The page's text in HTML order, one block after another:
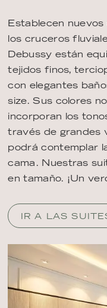
Establecen
los cruceros
Debussy están
tejidos finos,
con elegantes
size. Sus colores
incorporan los
través de grandes
podrá contemplar
cama. Nuestras
en tamaño. ¡Un
IR A LAS